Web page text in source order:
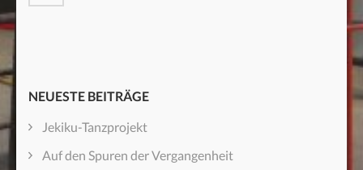
NEUESTE BEITRÄGE
Jekiku-Tanzprojekt
Auf den Spuren der Vergangenheit